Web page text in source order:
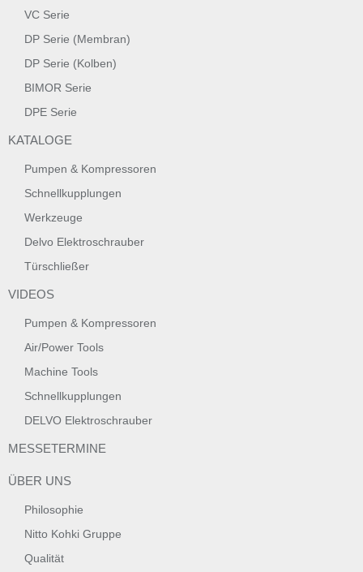
VC Serie
DP Serie (Membran)
DP Serie (Kolben)
BIMOR Serie
DPE Serie
KATALOGE
Pumpen & Kompressoren
Schnellkupplungen
Werkzeuge
Delvo Elektroschrauber
Türschließer
VIDEOS
Pumpen & Kompressoren
Air/Power Tools
Machine Tools
Schnellkupplungen
DELVO Elektroschrauber
MESSETERMINE
ÜBER UNS
Philosophie
Nitto Kohki Gruppe
Qualität